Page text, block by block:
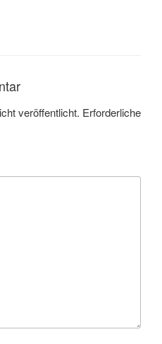
veröffentlicht. Erforderliche